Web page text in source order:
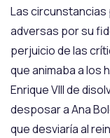
Las
adversas por su
perjuicio de las
que animaba a los
Enrique VIII de
desposar a Ana
que desviaría al